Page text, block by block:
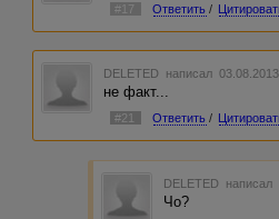
#17 Ответить /
DELETED написал
не факт...
#21 Ответить /
DELETED
Чо?